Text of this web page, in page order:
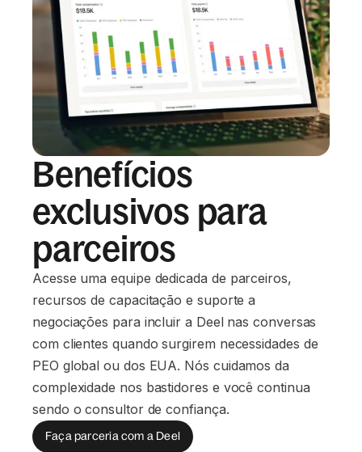
Benefícios
exclusivos para
parceiros
Acesse uma equipe dedicada de parceiros,
recursos de capacitação e suporte a
negociações para incluir a Deel nas conversas
com clientes quando surgirem necessidades de
PEO global ou dos EUA. Nós cuidamos da
complexidade nos bastidores e você continua
sendo o consultor de confiança.
Faça parceria com a Deel